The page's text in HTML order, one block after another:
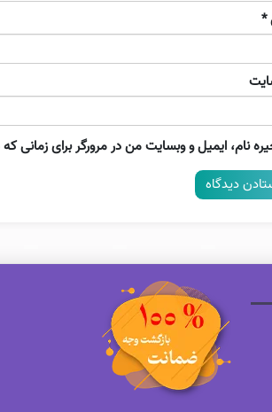
*
نام، ایمیل و وبسایت من در مرورگر برای زمانی